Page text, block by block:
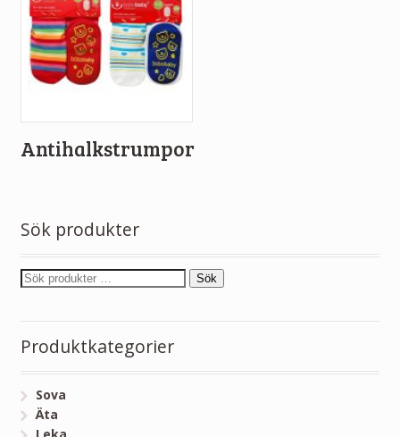
Antihalkstrumpor
Sök produkter
Sök
Produktkategorier
Sova
Äta